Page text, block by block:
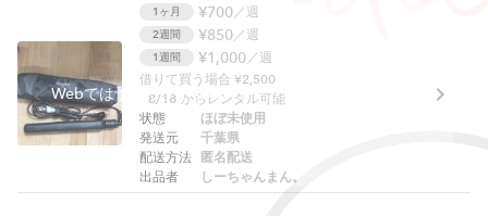
Webでは予約できません。アプリをご利用ください。
1ヶ月 ¥700／週
2週間 ¥850／週
1週間 ¥1,000／週
借りて買う場合 ¥2,500
8/18 からレンタル可能
状態
発送元
配送方法
出品者
ほぼ未使用
千葉県
匿名配送
しーちゃんまん。